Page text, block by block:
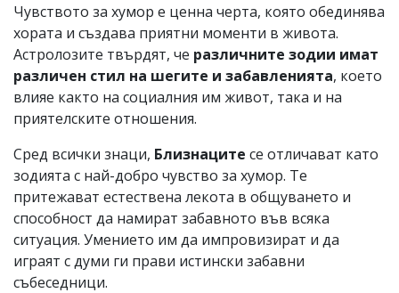
за
тях!
Ако
откриете
обиден
за
вас
коментар,
моля
сигнализирайте
ни!
Чувството за хумор е ценна черта, която обединява
хората и създава приятни моменти в живота.
Астролозите твърдят, че различните зодии имат
различен стил на шегите и забавленията, което
влияе както на социалния им живот, така и на
приятелските отношения.
Сред всички знаци, Близнаците се отличават като
зодията с най-добро чувство за хумор. Те
притежават естествена лекота в общуването и
способност да намират забавното във всяка
ситуация. Умението им да импровизират и да
играят с думи ги прави истински забавни
събеседници.